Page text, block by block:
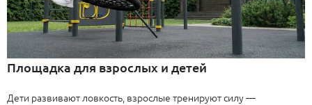
Площадка для взрослых и детей
Дети развивают ловкость, взрослые тренируют силу —